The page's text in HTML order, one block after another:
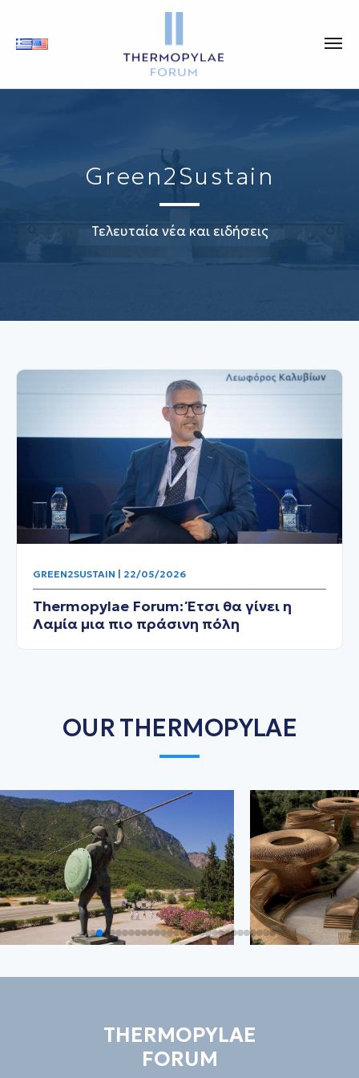
Green2Sustain
Τελευταία νέα και ειδήσεις
GREEN2SUSTAIN | 22/05/2026
Thermopylae Forum: Έτσι θα γίνει η
Λαμία μια πιο πράσινη πόλη
OUR THERMOPYLAE
THERMOPYLAE
FORUM